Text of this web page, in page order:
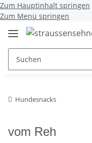
Zum Hauptinhalt springen
Zum Menü springen
Hundesnacks
vom Reh